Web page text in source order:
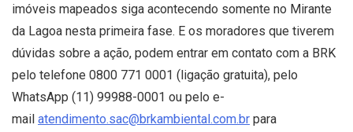
imóveis mapeados siga acontecendo somente no Mirante
da Lagoa nesta primeira fase. E os moradores que tiverem
dúvidas sobre a ação, podem entrar em contato com a BRK
pelo telefone 0800 771 0001 (ligação gratuita), pelo
WhatsApp (11) 99988-0001 ou pelo e-
mail atendimento.sac@brkambiental.com.br para